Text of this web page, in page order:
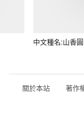
中文種名:山香圓
關於本站 著作